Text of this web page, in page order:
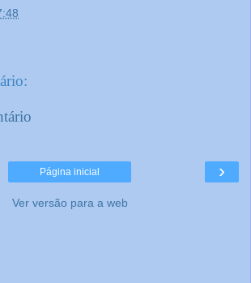
›
Página inicial
Ver versão para a web